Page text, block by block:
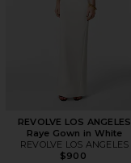
REVOLVE LOS ANGELES
Raye Gown in White
REVOLVE LOS ANGELES
$900